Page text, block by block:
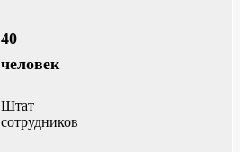
40
человек
Штат
сотрудников